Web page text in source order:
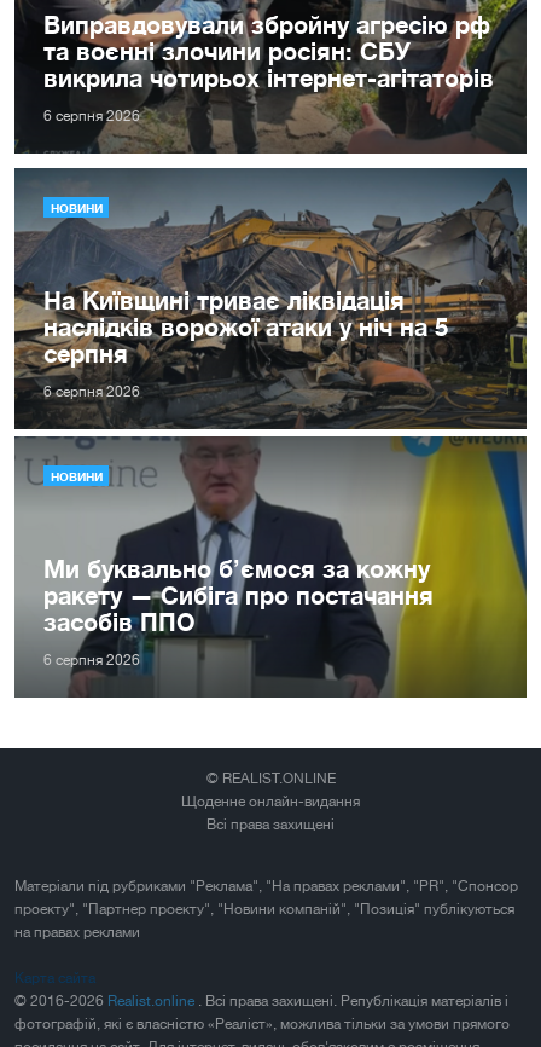
Виправдовували збройну агресію рф
та воєнні злочини росіян: СБУ
викрила чотирьох інтернет-агітаторів
6 серпня 2026
НОВИНИ
На Київщині триває ліквідація
наслідків ворожої атаки у ніч на 5
серпня
6 серпня 2026
НОВИНИ
Ми буквально б’ємося за кожну
ракету — Сибіга про постачання
засобів ППО
6 серпня 2026
© REALIST.ONLINE
Щоденне онлайн-видання
Всі права захищені
Матеріали під рубриками "Реклама", "На правах реклами", "PR", "Спонсор
проекту", "Партнер проекту", "Новини компаній", "Позиція" публікуються
на правах реклами
Карта сайта
© 2016-2026 Realist.online . Всі права захищені. Републікація матеріалів і
фотографій, які є власністю «Реаліст», можлива тільки за умови прямого